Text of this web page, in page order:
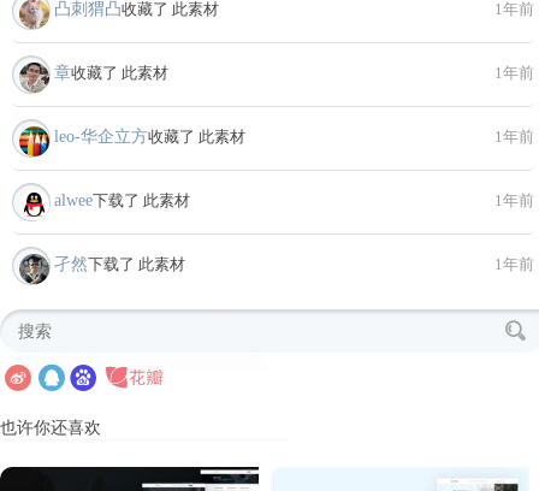
凸刺猬凸收藏了 此素材 1年前
章收藏了 此素材 1年前
leo-华企立方收藏了 此素材 1年前
alwee下载了 此素材 1年前
孑然下载了 此素材 1年前
也许你还喜欢